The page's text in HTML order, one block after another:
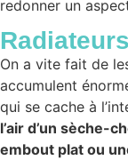
redonner un
Radiateurs
On a vite fait de
accumulent
qui se cache à
l’air d’un sèche-
embout plat ou